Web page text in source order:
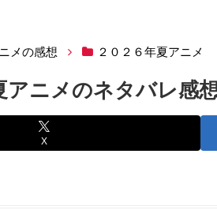
メの感想 ２０２６年夏アニメ
アニメのネタバレ感
X